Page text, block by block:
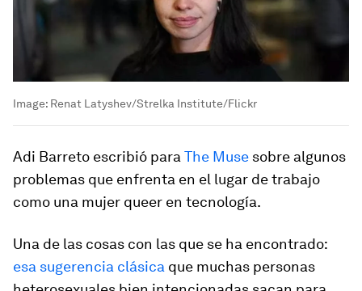
Image: Renat Latyshev/Strelka Institute/Flickr
Adi Barreto escribió paraThe Muse sobre algunos
problemas que enfrenta en el lugar de trabajo
como una mujer queer en tecnología.
Una de las cosas con las que se ha encontrado:
esa sugerencia clásica que muchas personas